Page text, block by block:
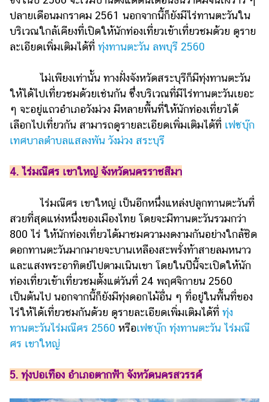
ปลายเดือนมกราคม 2561 นอกจากนี้ก็ยังมีไร่ทานตะวันใน
บริเวณใกล้เคียงที่เปิดให้นักท่องเที่ยวเข้าเที่ยวชมด้วย ดูราย
ละเอียดเพิ่มเติมได้ที่ ทุ่งทานตะวัน ลพบุรี 2560
ไม่เพียงเท่านั้น ทางฝั่งจังหวัดสระบุรีก็มีทุ่งทานตะวัน
ให้ได้ไปเที่ยวชมด้วยเช่นกัน ซึ่งบริเวณที่มีไร่ทานตะวันเยอะ
ๆ จะอยู่แถวอำเภอวังม่วง มีหลายพื้นที่ให้นักท่องเที่ยวได้
เลือกไปเที่ยวกัน สามารถดูรายละเอียดเพิ่มเติมได้ที่ เฟซบุ๊ก
เทศบาลตำบลแสลงพัน วังม่วง สระบุรี
4. ไร่มณีศร เขาใหญ่ จังหวัดนครราชสีมา
ไร่มณีศร เขาใหญ่ เป็นอีกหนึ่งแหล่งปลูกทานตะวันที่
สวยที่สุดแห่งหนึ่งของเมืองไทย โดยจะมีทานตะวันรวมกว่า
800 ไร่ ให้นักท่องเที่ยวได้มาชมความงดงามกันอย่างใกล้ชิด
ดอกทานตะวันมากมายจะบานเหลืองสะพรั่งท้าสายลมหนาว
และแสงพระอาทิตย์ไปตามเนินเขา โดยในปีนี้จะเปิดให้นัก
ท่องเที่ยวเข้าเที่ยวชมตั้งแต่วันที่ 24 พฤศจิกายน 2560
เป็นต้นไป นอกจากนี้ก็ยังมีทุ่งดอกไม้อื่น ๆ ที่อยู่ในพื้นที่ของ
ไร่ให้ได้เที่ยวชมกันด้วย ดูรายละเอียดเพิ่มเติมได้ที่ ทุ่ง
ทานตะวันไร่มณีศร 2560 หรือเฟซบุ๊ก ทุ่งทานตะวัน ไร่มณี
ศร เขาใหญ่
5. ทุ่งปอเทือง อำเภอตากฟ้า จังหวัดนครสวรรค์